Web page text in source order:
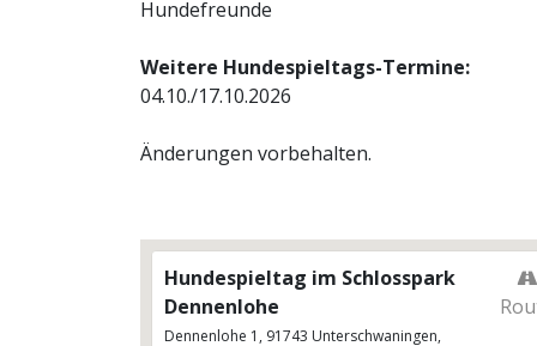
Hundefreunde
Weitere Hundespieltags-Termine:
04.10./17.10.2026
Änderungen vorbehalten.
Hundespieltag im Schlosspark
Dennenlohe
Dennenlohe 1, 91743 Unterschwaningen,